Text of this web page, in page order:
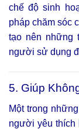
chế độ sinh
pháp chăm sóc
tạo nên những
người sử dụng
5. Giúp
Một trong
người yêu thích